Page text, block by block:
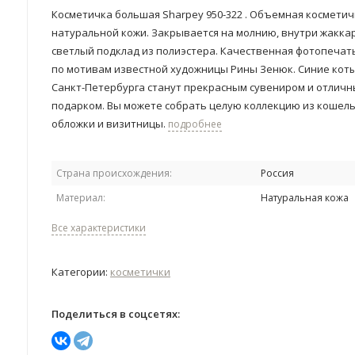
Косметичка большая Sharpey 950-322 . Объемная
натуральной кожи. Закрывается на молнию, внутри
светлый подклад из полиэстера. Качественная
по мотивам известной художницы Рины Зенюк. Синие
Санкт-Петербурга станут прекрасным сувениром и
подарком. Вы можете собрать целую коллекцию из
обложки и визитницы. подробнее
Страна происхождения:
Россия
Материал:
Натуральная кожа
Все характеристики
Категории: косметички
Поделиться в соцсетях: